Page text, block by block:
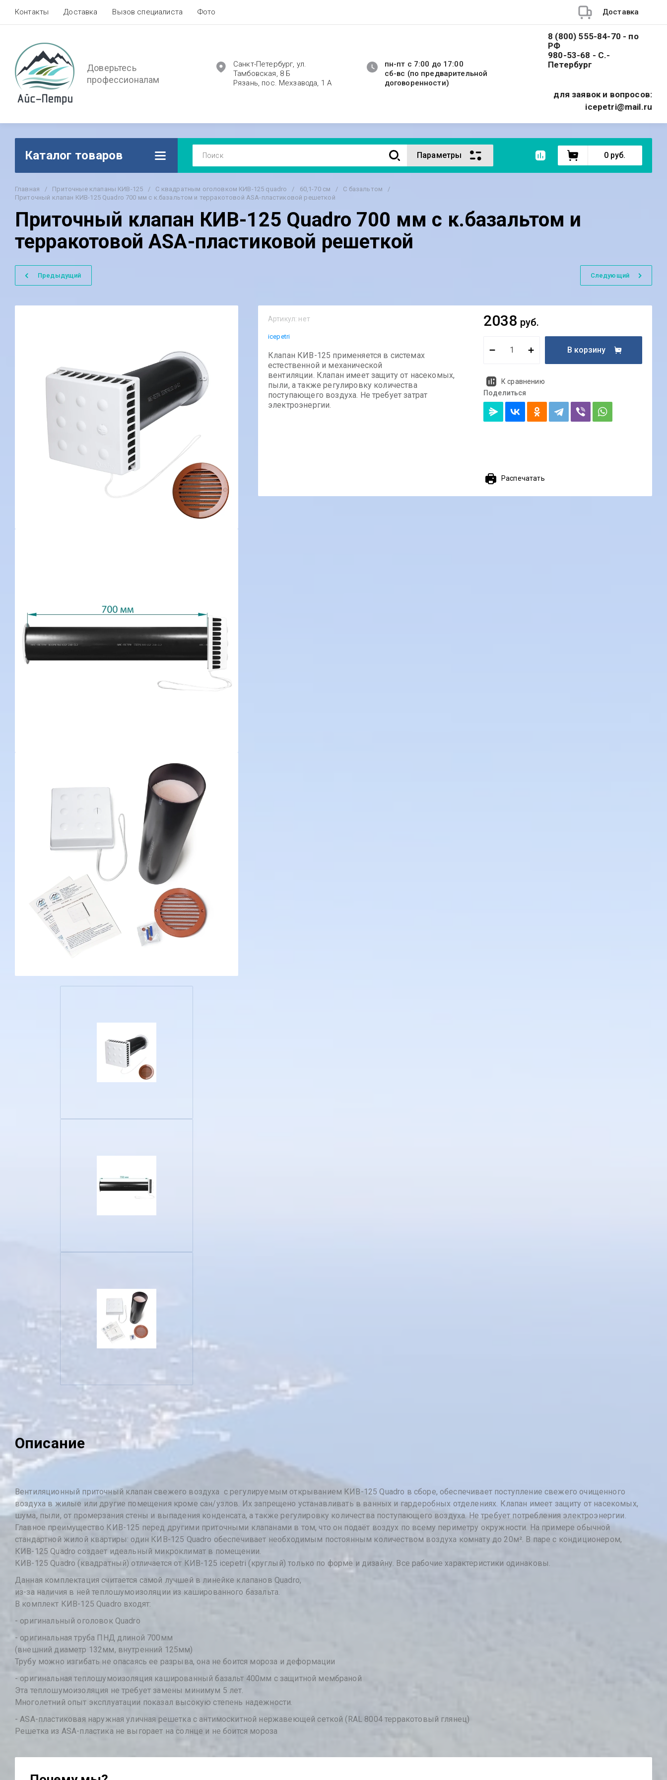
Контакты Доставка Вызов специалиста Фото Доставка
Доверьтесь
профессионалам
Санкт-Петербург, ул.
Тамбовская, 8 Б
Рязань, пос. Мехзавода, 1 А
пн-пт с 7:00 до 17:00
сб-вс (по предварительной
договоренности)
8 (800) 555-84-70 - по
РФ
980-53-68 - С.-
Петербург
для заявок и вопросов:
icepetri@mail.ru
Каталог товаров Параметры 0 руб.
Главная / Приточные клапаны КИВ-125 / С квадратным оголовком КИВ-125 quadro / 60,1-70 см / С базальтом
/
Приточный клапан КИВ-125 Quadro 700 мм с к.базальтом и терракотовой ASA-пластиковой решеткой
Приточный клапан КИВ-125 Quadro 700 мм с к.базальтом и
терракотовой ASA-пластиковой решеткой
Предыдущий Следующий
Артикул: нет
icepetri
Клапан КИВ-125 применяется в системах
естественной и механической
вентиляции. Клапан имеет защиту от насекомых,
пыли, а также регулировку количества
поступающего воздуха. Не требует затрат
электроэнергии.
2038 руб.
В корзину
К сравнению
Поделиться
Распечатать
Описание
Вентиляционный приточный клапан свежего воздуха с регулируемым открыванием КИВ-125 Quadro в сборе, обеспечивает поступление свежего очищенного
воздуха в жилые или другие помещения кроме сан/узлов. Их запрещено устанавливать в ванных и гардеробных отделениях. Клапан имеет защиту от насекомых,
шума, пыли, от промерзания стены и выпадения конденсата, а также регулировку количества поступающего воздуха. Не требует потребления электроэнергии.
Главное преимущество КИВ-125 перед другими приточными клапанами в том, что он подаёт воздух по всему периметру окружности. На примере обычной
стандартной жилой квартиры: один КИВ-125 Quadro обеспечивает необходимым постоянным количеством воздуха комнату до 20м². В паре с кондиционером,
КИВ-125 Quadro создает идеальный микроклимат в помещении.
КИВ-125 Quadro (квадратный) отличается от КИВ-125 icepetri (круглый) только по форме и дизайну. Все рабочие характеристики одинаковы.
Данная комплектация считается самой лучшей в линейке клапанов Quadro,
из-за наличия в ней теплошумоизоляции из кашированного базальта.
В комплект КИВ-125 Quadro входят:
- оригинальный оголовок Quadro
- оригинальная труба ПНД длиной 700мм
(внешний диаметр 132мм, внутренний 125мм)
Трубу можно изгибать не опасаясь ее разрыва, она не боится мороза и деформации
- оригинальная теплошумоизоляция кашированный базальт 400мм с защитной мембраной
Эта теплошумоизоляция не требует замены минимум 5 лет.
Многолетний опыт эксплуатации показал высокую степень надежности.
- ASA-пластиковая наружная уличная решетка с антимоскитной нержавеющей сеткой (RAL 8004 терракотовый глянец)
Решетка из ASA-пластика не выгорает на солнце и не боится мороза